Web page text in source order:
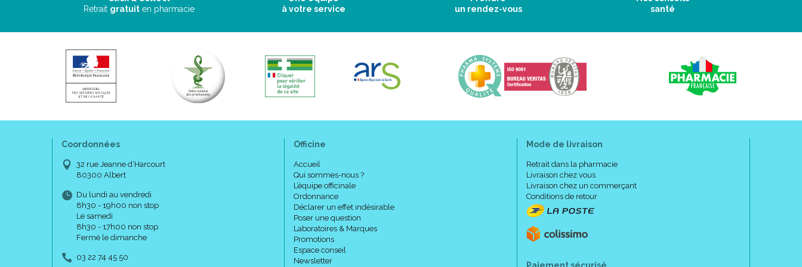
Retrait gratuit en pharmacie
à votre service
un rendez-vous
santé
Coordonnées
32 rue Jeanne d’Harcourt
80300 Albert
Du lundi au vendredi
8h30 - 19h00 non stop
Le samedi
8h30 - 17h00 non stop
Fermé le dimanche
03 22 74 45 50
Officine
Accueil
Qui sommes-nous ?
L’équipe officinale
Ordonnance
Déclarer un effet indésirable
Poser une question
Laboratoires & Marques
Promotions
Espace conseil
Newsletter
Mode de livraison
Retrait dans la pharmacie
Livraison chez vous
Livraison chez un commerçant
Conditions de retour